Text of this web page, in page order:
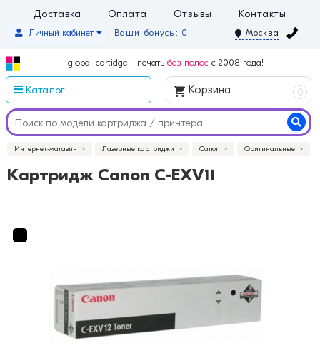
Доставка Оплата Отзывы Контакты
Ваши бонусы: 0
Личный кабинет Москва
global-cartidge - печать без полос с 2008 года!
Каталог Корзина 0
Интернет-магазин Лазерные картриджи Canon Оригинальные
Картридж Canon C-EXV11